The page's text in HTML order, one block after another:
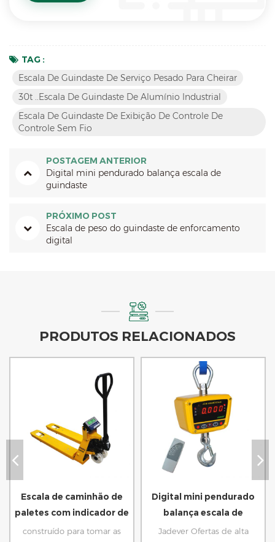
TAG :
Escala De Guindaste De Serviço Pesado Para Cheirar
30t ..Escala De Guindaste De Alumínio Industrial
Escala De Guindaste De Exibição De Controle De
Controle Sem Fio
POSTAGEM ANTERIOR
Digital mini pendurado balança escala de
guindaste
PRÓXIMO POST
Escala de peso do guindaste de enforcamento
digital
PRODUTOS RELACIONADOS
Escala de caminhão de
paletes com indicador de
pesagem
construído para tomar as
Digital mini pendurado
balança escala de
guindaste
Jadever Ofertas de alta